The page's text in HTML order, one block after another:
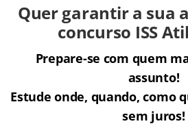
Quer garantir a sua
concurso ISS
Prepare-se com quem
assunto!
Estude onde, quando, como
sem juros!